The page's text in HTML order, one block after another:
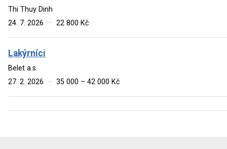
Thi Thuy Dinh
24. 7. 2026
· 22 800 Kč
Lakýrníci
Belet a.s.
27. 2. 2026
· 35 000 – 42 000 Kč